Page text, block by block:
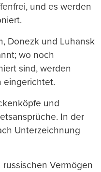
und es werden
Donezk und Luhansk
wo noch
sind, werden
eingerichtet.
und
In der
Unterzeichnung
Vermögen